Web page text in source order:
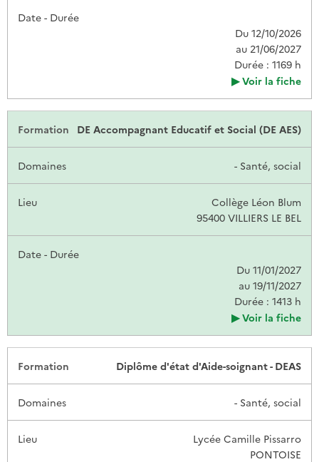
Du 12/10/2026
au 21/06/2027
Durée : 1169 h
Voir la fiche
DE Accompagnant Educatif et Social (DE AES)
- Santé, social
Collège Léon Blum
95400 VILLIERS LE BEL
Du 11/01/2027
au 19/11/2027
Durée : 1413 h
Voir la fiche
Diplôme d'état d'Aide-soignant - DEAS
- Santé, social
Lycée Camille Pissarro
PONTOISE